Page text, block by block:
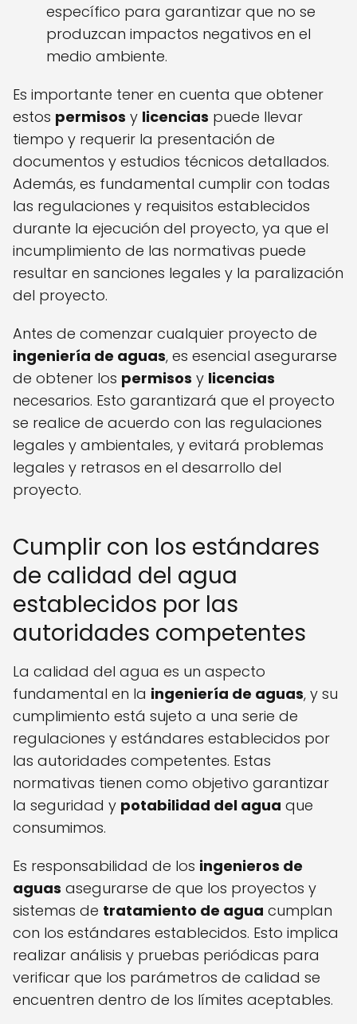
específico para garantizar que no se
produzcan impactos negativos en el
medio ambiente.
Es importante tener en cuenta que obtener
estos permisos y licencias puede llevar
tiempo y requerir la presentación de
documentos y estudios técnicos detallados.
Además, es fundamental cumplir con todas
las regulaciones y requisitos establecidos
durante la ejecución del proyecto, ya que el
incumplimiento de las normativas puede
resultar en sanciones legales y la paralización
del proyecto.
Antes de comenzar cualquier proyecto de
ingeniería de aguas, es esencial asegurarse
de obtener los permisos y licencias
necesarios. Esto garantizará que el proyecto
se realice de acuerdo con las regulaciones
legales y ambientales, y evitará problemas
legales y retrasos en el desarrollo del
proyecto.
Cumplir con los estándares
de calidad del agua
establecidos por las
autoridades competentes
La calidad del agua es un aspecto
fundamental en la ingeniería de aguas, y su
cumplimiento está sujeto a una serie de
regulaciones y estándares establecidos por
las autoridades competentes. Estas
normativas tienen como objetivo garantizar
la seguridad y potabilidad del agua que
consumimos.
Es responsabilidad de los ingenieros de
aguas asegurarse de que los proyectos y
sistemas de tratamiento de agua cumplan
con los estándares establecidos. Esto implica
realizar análisis y pruebas periódicas para
verificar que los parámetros de calidad se
encuentren dentro de los límites aceptables.